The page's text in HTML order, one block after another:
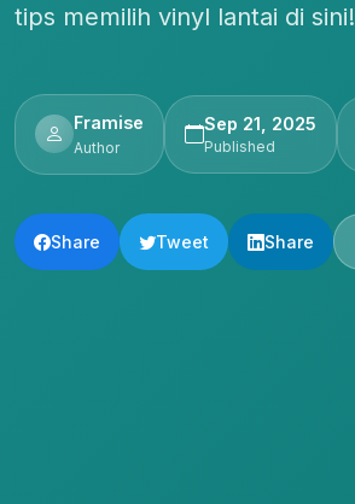
tips memilih vinyl lantai di sini!
Framise
Author
Sep 21, 2025
Published
Share Tweet Share